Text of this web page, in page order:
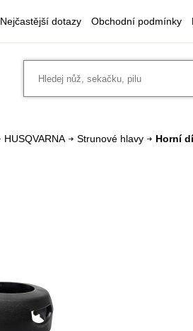
Nejčastější dotazy Obchodní podmínky
HUSQVARNA Strunové hlavy Horní